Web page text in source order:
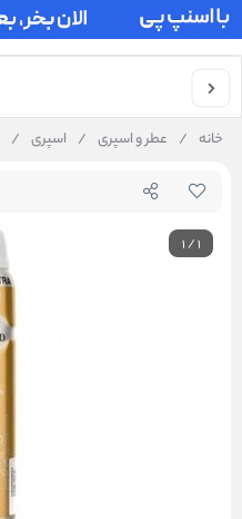
خانه / عطر و اسپری / اسپری /
1/1